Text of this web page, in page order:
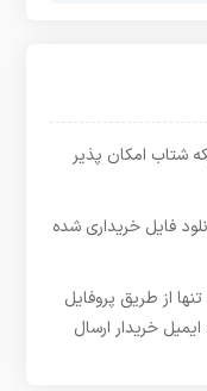
شتاب امکان پذیر
فایل خریداری شده
از طریق پروفایل
خریدار ارسال